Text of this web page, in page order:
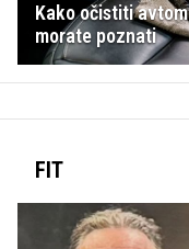
Kako očistiti
morate poznati
FIT